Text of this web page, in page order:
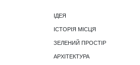
ІДЕЯ
ІСТОРІЯ МІСЦЯ
ЗЕЛЕНИЙ ПРОСТІР
АРХІТЕКТУРА